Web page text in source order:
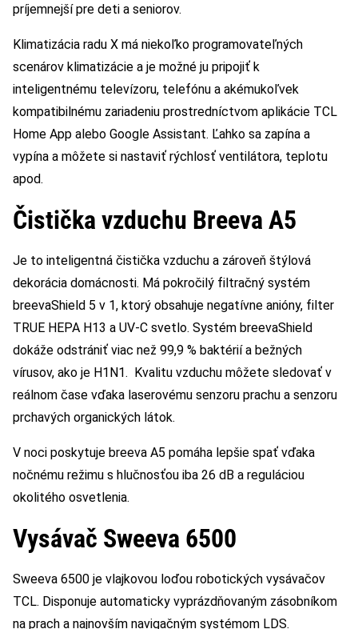
príjemnejší pre deti a seniorov.
Klimatizácia radu X má niekoľko programovateľných
scenárov klimatizácie a je možné ju pripojiť k
inteligentnému televízoru, telefónu a akémukoľvek
kompatibilnému zariadeniu prostredníctvom aplikácie TCL
Home App alebo Google Assistant. Ľahko sa zapína a
vypína a môžete si nastaviť rýchlosť ventilátora, teplotu
apod. ​
Čistička vzduchu Breeva A5
Je to inteligentná čistička vzduchu a zároveň štýlová
dekorácia domácnosti. Má pokročilý filtračný systém
breevaShield 5 v 1, ktorý obsahuje negatívne anióny, filter
TRUE HEPA H13 a UV-C svetlo. Systém breevaShield
dokáže odstrániť viac než 99,9 % baktérií a bežných
vírusov, ako je H1N1. Kvalitu vzduchu môžete sledovať v
reálnom čase vďaka laserovému senzoru prachu a senzoru
prchavých organických látok.
V noci poskytuje breeva A5 pomáha lepšie spať vďaka
nočnému režimu s hlučnosťou iba 26 dB a reguláciou
okolitého osvetlenia.
Vysávač Sweeva 6500
Sweeva 6500 je vlajkovou loďou robotických vysávačov
TCL. Disponuje automaticky vyprázdňovaným zásobníkom
na prach a najnovším navigačným systémom LDS.